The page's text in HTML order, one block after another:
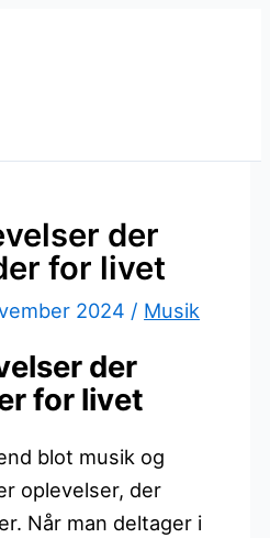
der
for livet
2024 / Musik
der
for livet
blot musik og
oplevelser, der
Når man deltager i